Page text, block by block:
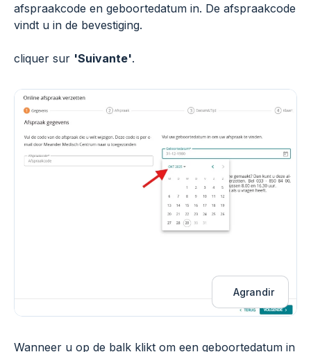
afspraakcode en geboortedatum in. De afspraakcode
vindt u in de bevestiging.
cliquer sur 'Suivante'.
Agrandir
Wanneer u op de balk klikt om een geboortedatum in